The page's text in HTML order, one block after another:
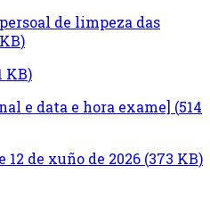
de limpeza das
)
KB)
e data e hora exame] (514
12 de xuño de 2026 (373 KB)